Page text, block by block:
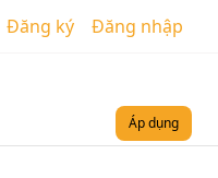
Đăng ký Đăng nhập
Áp dụng